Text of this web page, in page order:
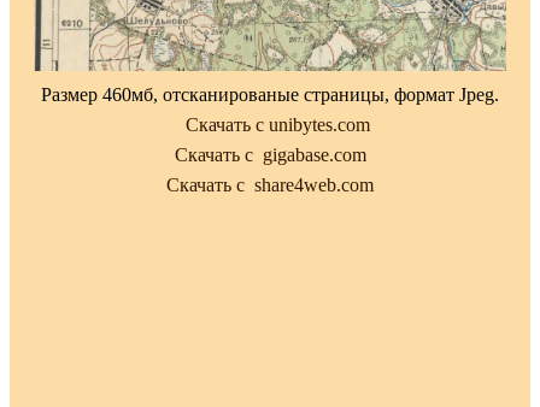
Размер 460мб, отсканированые страницы, формат Jpeg.
Скачать с unibytes.com
Скачать с gigabase.com
Скачать с share4web.com